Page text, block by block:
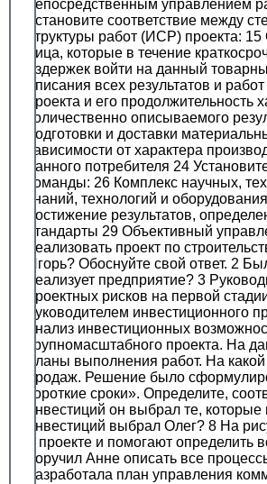
непосредственным управлением
Установите соответствие между
структуры работ (ИСР) проекта:
лица, которые в течение
издержек войти на данный
описания всех результатов и
проекта и его
количественно описываемого
подготовки и доставки
зависимости от характера
данного потребителя 24
команды: 26 Комплекс научных,
знаний, технологий и
достижение результатов,
стандарты 29 Объективный
реализовать проект по
Игорь? Обоснуйте свой ответ. 2
реализует предприятие? 3
проектных рисков на первой
руководителем инвестиционного
анализ инвестиционных
крупномасштабного проекта. На
планы выполнения работ. На
продаж. Решение было
короткие сроки». Определите,
инвестиций он выбрал те,
инвестиций выбрал Олег? 8 На
в проекте и помогают
поручил Анне описать все
разработала план управления